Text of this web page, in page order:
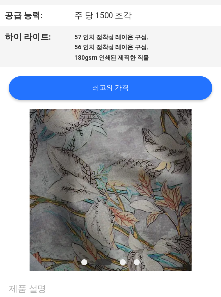
행
질
관
스
공급 능력: 주 당 1500 조각
하이 라이트: 57 인치 점착성 레이온 구성,
56 인치 점착성 레이온 구성,
180gsm 인쇄된 제직한 직물
최고의 가격
제품 설명